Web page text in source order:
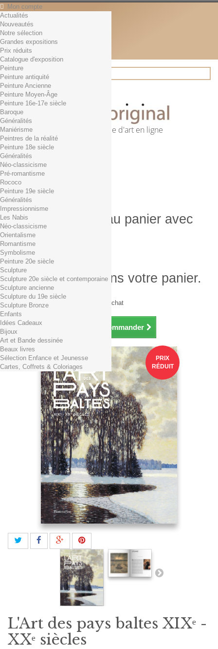
Mon compte
Contact
Français
English
Français
Actualités
Rechercher
Première librairie d'art en ligne
Panier (vide)
Aucun produit
0,01€ dès 29€ d'achat
0,00 € Total
Commander
Produit ajouté au panier avec
succès
Quantité
Total
Il y a 1 produit dans votre panier.
Total produits TTC
Frais de port TTC
0,01€ dès 29€ d'achat
Total TTC
Continuer mes achats Commander
Actualités
Nouveautés
Notre sélection
Grandes expositions
Prix réduits
Catalogue d'exposition
Peinture
Peinture antiquité
Peinture Ancienne
Peinture Moyen-Âge
Peinture 16e-17e siècle
Baroque
Généralités
Maniérisme
Peintres de la réalité
Peinture 18e siècle
Généralités
Néo-classicisme
Pré-romantisme
Rococo
Peinture 19e siècle
Généralités
Impressionnisme
Les Nabis
Néo-classicisme
Orientalisme
Romantisme
Symbolisme
Peinture 20e siècle
Sculpture
Sculpture 20e siècle et contemporaine
Sculpture ancienne
Sculpture du 19e siècle
Sculpture Bronze
Enfants
Idées Cadeaux
Bijoux
Art et Bande dessinée
Beaux livres
Sélection Enfance et Jeunesse
Cartes, Coffrets & Coloriages
PRIX
RÉDUIT
L'Art des pays baltes XIXᵉ -
XXᵉ siècles